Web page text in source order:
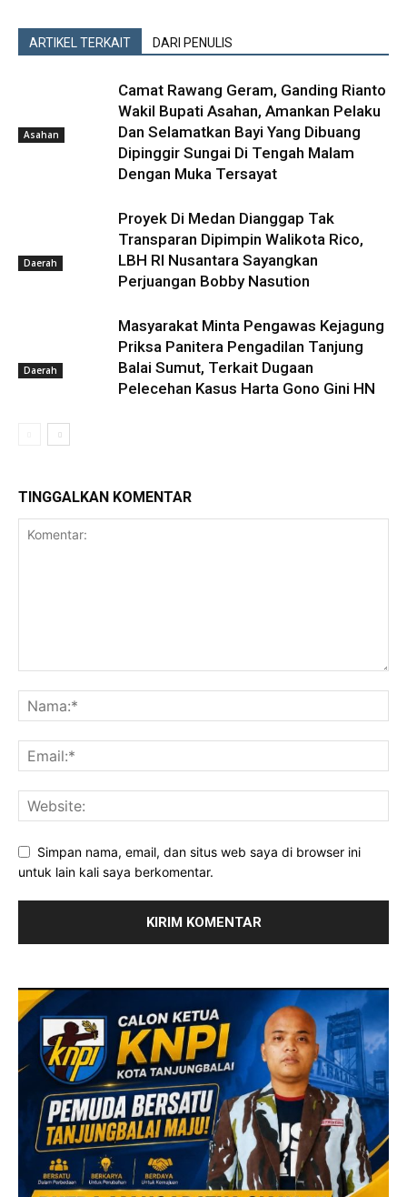
ARTIKEL TERKAIT DARI PENULIS
Asahan
Camat Rawang Geram, Ganding Rianto
Wakil Bupati Asahan, Amankan Pelaku
Dan Selamatkan Bayi Yang Dibuang
Dipinggir Sungai Di Tengah Malam
Dengan Muka Tersayat
Daerah
Proyek Di Medan Dianggap Tak
Transparan Dipimpin Walikota Rico,
LBH RI Nusantara Sayangkan
Perjuangan Bobby Nasution
Daerah
Masyarakat Minta Pengawas Kejagung
Priksa Panitera Pengadilan Tanjung
Balai Sumut, Terkait Dugaan
Pelecehan Kasus Harta Gono Gini HN
TINGGALKAN KOMENTAR
Simpan nama, email, dan situs web saya di browser ini
untuk lain kali saya berkomentar.